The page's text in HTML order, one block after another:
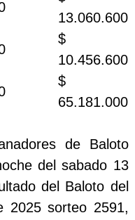
13.060.600
$
10.456.600
$
65.181.000
de Baloto
del sabado 13
del Baloto del
2025 sorteo 2591,